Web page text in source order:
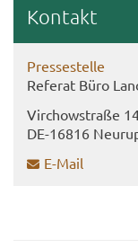
Kon­takt
Pres­se­stel­le
Re­fe­rat Büro
Virch­ow­stra­ße
DE-​16816
E-​Mail